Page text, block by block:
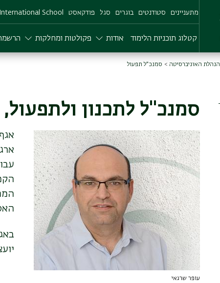
מתעניינים סטודנטים בוגרים סגל פודקאסט International School
קטלוג תוכניות הלימוד אודות פקולטות ומחלקות
הנהלת האוניברסיטה סמנכ"ל תפעול
סמנכ"ל לתכנון
תמונה
עופר שרגאי